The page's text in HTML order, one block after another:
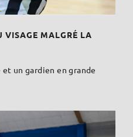
VISAGE MALGRÉ LA
un gardien en grande